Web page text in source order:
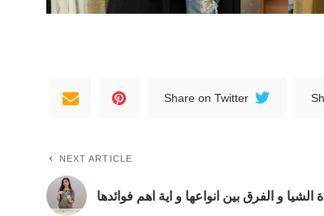
Share on Twitter
NEXT ARTICLE
الشيا و الفرق بين انواعها و اية اهم فوائدها